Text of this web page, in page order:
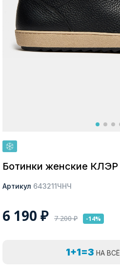
Покупателям
Ботинки женские КЛЭР
Артикул 643211ЧНЧ
6 190 ₽ 7 200₽ -14%
1+1=3 НА ВСЁ